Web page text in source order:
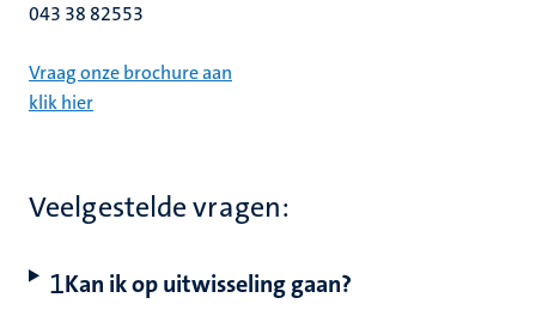
043 38 82553
Vraag onze brochure aan
klik hier
Veelgestelde vragen:
Kan ik op uitwisseling gaan?